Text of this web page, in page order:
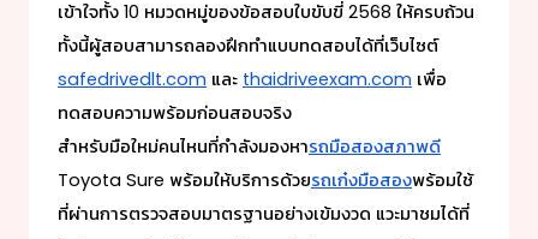
เข้าใจทั้ง 10 หมวดหมู่ของข้อสอบใบขับขี่ 2568 ให้ครบถ้วน
ทั้งนี้ผู้สอบสามารถลองฝึกทำแบบทดสอบได้ที่เว็บไซต์
safedrivedlt.com และ thaidriveexam.com เพื่อ
ทดสอบความพร้อมก่อนสอบจริง
สำหรับมือใหม่คนไหนที่กำลังมองหารถมือสองสภาพดี
Toyota Sure พร้อมให้บริการด้วยรถเก๋งมือสองพร้อมใช้
ที่ผ่านการตรวจสอบมาตรฐานอย่างเข้มงวด แวะมาชมได้ที่